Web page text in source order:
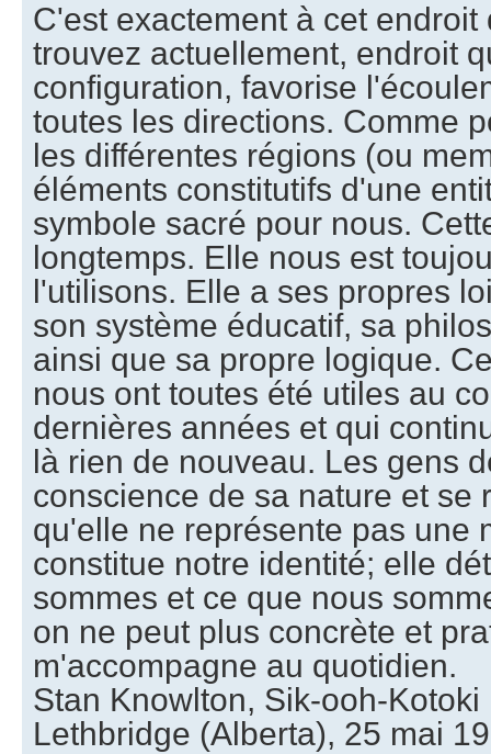
C'est exactement à cet endroit
trouvez actuellement, endroit
configuration, favorise
toutes les directions. Comme
les différentes régions (ou
éléments constitutifs d'une
symbole sacré pour nous.
longtemps. Elle nous est
l'utilisons. Elle a ses propres
son système éducatif, sa
ainsi que sa propre logique.
nous ont toutes été utiles au
dernières années et qui
là rien de nouveau. Les gens
conscience de sa nature et se
qu'elle ne représente pas une
constitue notre identité; elle
sommes et ce que nous
on ne peut plus concrète et
m'accompagne au quotidien.
Stan Knowlton, Sik-ooh-
Lethbridge (Alberta), 25 mai